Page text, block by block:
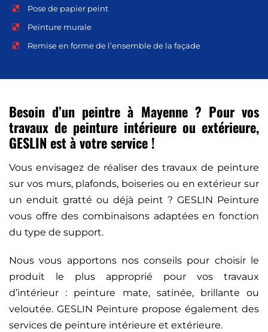
Pose de papier peint
Peinture murale
Remise en forme de l’ensemble de la façade
Besoin d’un peintre à Mayenne ? Pour vos
travaux de peinture intérieure ou extérieure,
GESLIN est à votre service !
Vous envisagez de réaliser des travaux de peinture
sur vos murs, plafonds, boiseries ou en extérieur sur
un enduit gratté ou déjà peint ? GESLIN Peinture
vous offre des combinaisons adaptées en fonction
du type de support.
Nous vous apportons nos conseils pour choisir le
produit le plus approprié pour vos travaux
d’intérieur : peinture mate, satinée, brillante ou
veloutée. GESLIN Peinture propose également des
services de peinture intérieure et extérieure.